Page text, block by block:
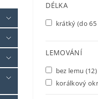
DÉLKA
krátký (do
LEMOVÁNÍ
bez lemu (12)
korálkový